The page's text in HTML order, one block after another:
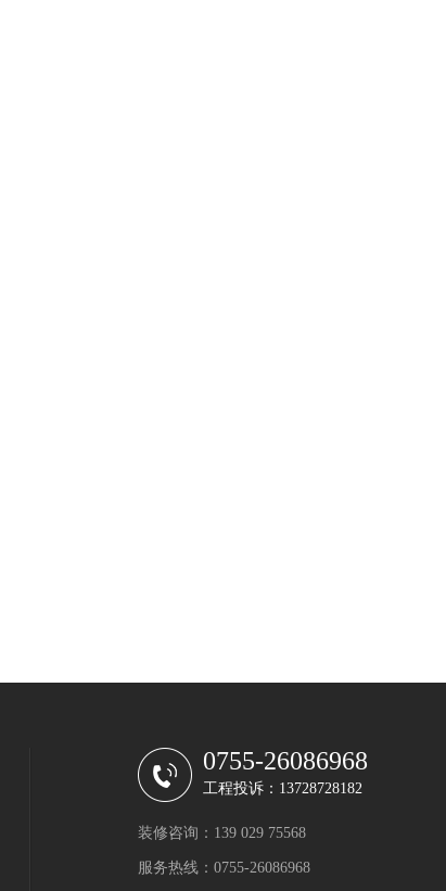
0755-26086968
工程投诉：13728728182
装修咨询：139 029 75568
服务热线：0755-26086968